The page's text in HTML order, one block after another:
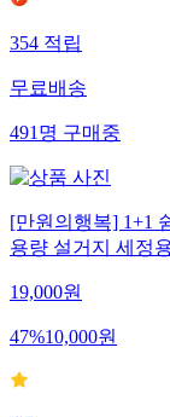
354적립
무료배송
491명구매중
[만원의행복] 1+1
용량 설거지 세정
19,000원
47%10,000원